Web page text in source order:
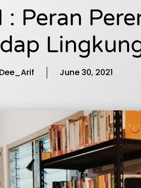
: Peran
Dee_Arif June 30, 2021